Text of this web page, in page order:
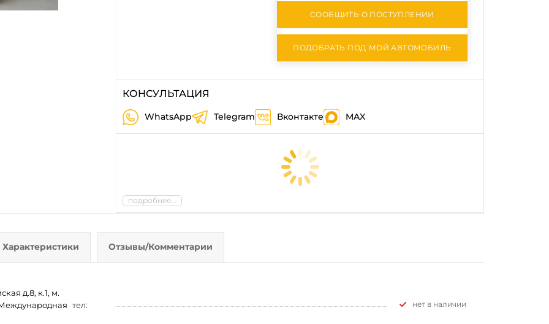
СООБЩИТЬ О ПОСТУПЛЕНИИ
ПОДОБРАТЬ ПОД МОЙ АВТОМОБИЛЬ
КОНСУЛЬТАЦИЯ
WhatsApp Telegram Вконтакте MAX
подробнее...
Характеристики Отзывы/Комментарии
д.8, к.1, м.
тел: Нет в наличии